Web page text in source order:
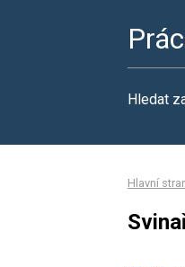
Hledat
Hlavní